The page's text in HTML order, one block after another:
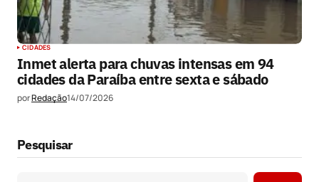
CIDADES
Inmet alerta para chuvas intensas em 94
cidades da Paraíba entre sexta e sábado
porRedação14/07/2026
Pesquisar